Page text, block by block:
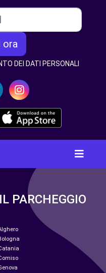
ora
DEI DATI PERSONALI
PARCHEGGIO